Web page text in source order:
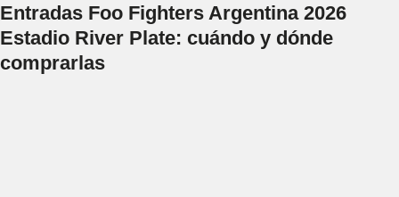
Entradas Foo Fighters Argentina 2026
Estadio River Plate: cuándo y dónde
comprarlas